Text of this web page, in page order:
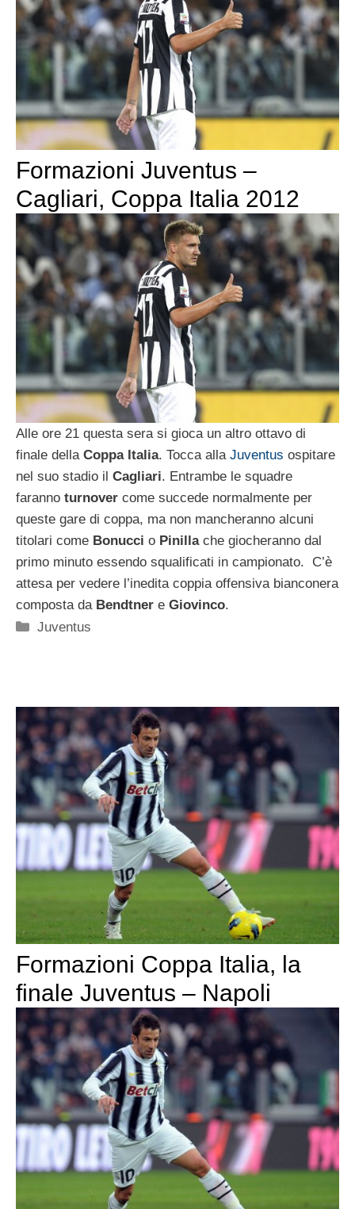
Formazioni Juventus –
Cagliari, Coppa Italia 2012
Alle ore 21 questa sera si gioca un altro ottavo di
finale della Coppa Italia. Tocca alla Juventus ospitare
nel suo stadio il Cagliari. Entrambe le squadre
faranno turnover come succede normalmente per
queste gare di coppa, ma non mancheranno alcuni
titolari come Bonucci o Pinillache giocheranno dal
primo minuto essendo squalificati in campionato. C’è
attesa per vedere l’inedita coppia offensiva bianconera
composta da Bendtner e Giovinco.
Categorie
Juventus
Formazioni Coppa Italia, la
finale Juventus – Napoli